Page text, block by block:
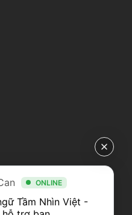
ONLINE
Tầm Nhìn Việt -